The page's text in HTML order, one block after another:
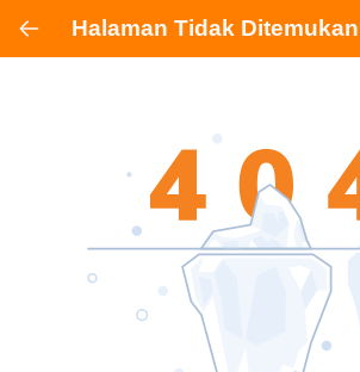
Halaman Tidak Ditemukan